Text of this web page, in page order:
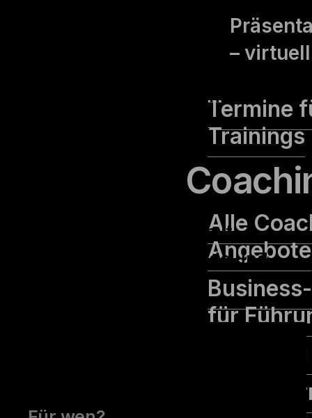
–
Termine
Trainings
Alle
Angebote
für
Menschen, die gemeinsam
viel erreichen wollen,
entwickeln. Und das mit
viel viel Energie, Freude und